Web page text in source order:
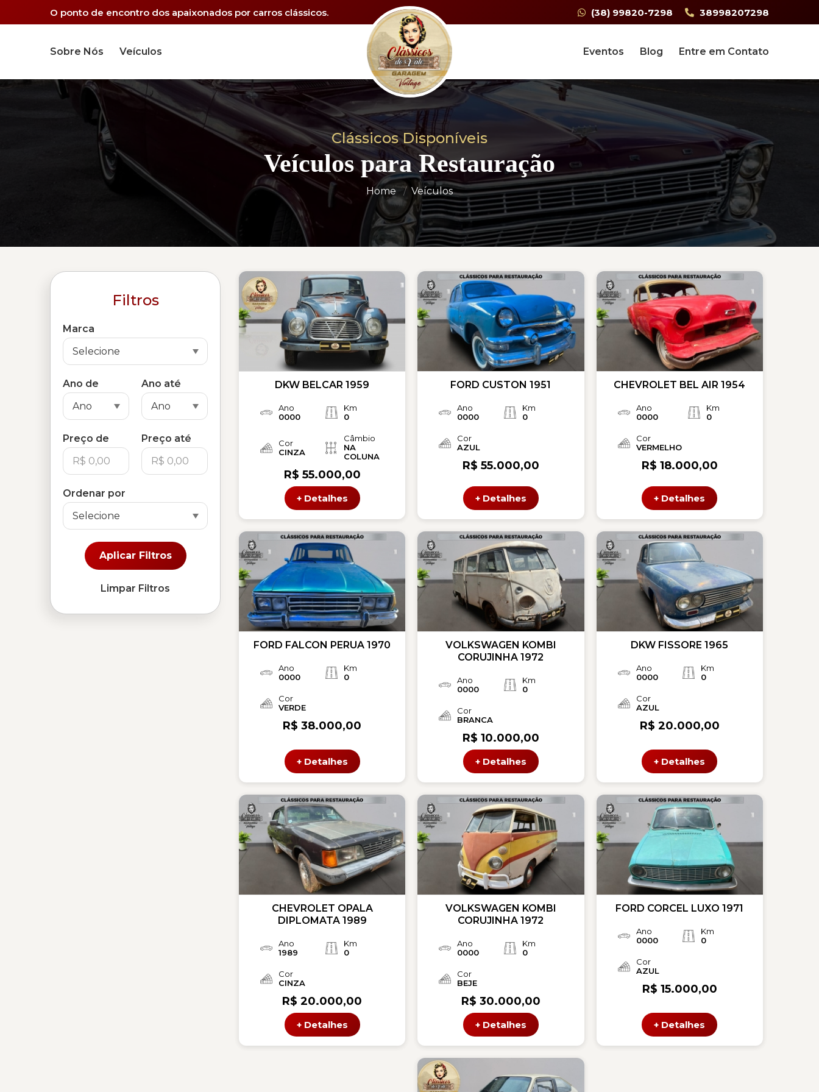
O ponto de encontro dos apaixonados por carros clássicos. (38) 99820-7298 38998207298
Sobre Nós Veículos Eventos Blog Entre em Contato
Clássicos Disponíveis
Veículos para Restauração
Home Veículos
Filtros
Marca
Ano de Ano até
Preço de Preço até
Ordenar por
Aplicar Filtros
Limpar Filtros
DKW BELCAR 1959
Ano
0000
Km
0
Cor
CINZA
Câmbio
NA
COLUNA
R$ 55.000,00
+ Detalhes
FORD CUSTON 1951
Ano
0000
Km
0
Cor
AZUL
R$ 55.000,00
+ Detalhes
CHEVROLET BEL AIR 1954
Ano
0000
Km
0
Cor
VERMELHO
R$ 18.000,00
+ Detalhes
FORD FALCON PERUA 1970
Ano
0000
Km
0
Cor
VERDE
R$ 38.000,00
+ Detalhes
VOLKSWAGEN KOMBI
CORUJINHA 1972
Ano
0000
Km
0
Cor
BRANCA
R$ 10.000,00
+ Detalhes
DKW FISSORE 1965
Ano
0000
Km
0
Cor
AZUL
R$ 20.000,00
+ Detalhes
CHEVROLET OPALA
DIPLOMATA 1989
Ano
1989
Km
0
Cor
CINZA
R$ 20.000,00
+ Detalhes
VOLKSWAGEN KOMBI
CORUJINHA 1972
Ano
0000
Km
0
Cor
BEJE
R$ 30.000,00
+ Detalhes
FORD CORCEL LUXO 1971
Ano
0000
Km
0
Cor
AZUL
R$ 15.000,00
+ Detalhes